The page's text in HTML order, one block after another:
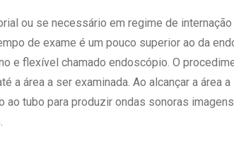
ou se necessário em regime de internação
de exame é um pouco superior ao da
e flexível chamado endoscópio. O
a área a ser examinada. Ao alcançar a área
ao tubo para produzir ondas sonoras